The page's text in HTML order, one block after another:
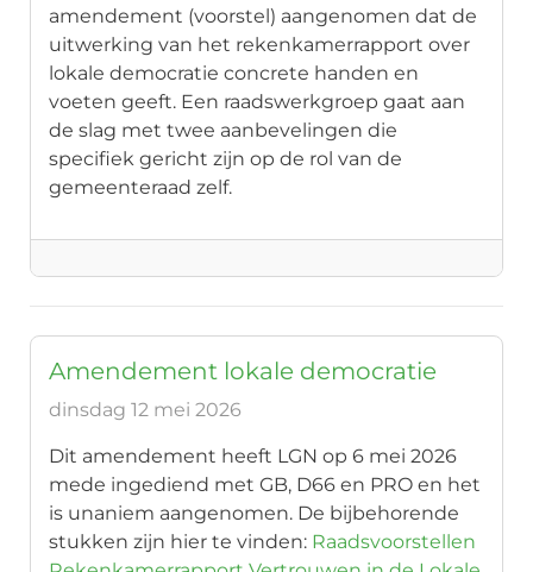
amendement (voorstel) aangenomen dat de
uitwerking van het rekenkamerrapport over
lokale democratie concrete handen en
voeten geeft. Een raadswerkgroep gaat aan
de slag met twee aanbevelingen die
specifiek gericht zijn op de rol van de
gemeenteraad zelf.
Amendement lokale democratie
dinsdag 12 mei 2026
Dit amendement heeft LGN op 6 mei 2026
mede ingediend met GB, D66 en PRO en het
is unaniem aangenomen. De bijbehorende
stukken zijn hier te vinden: Raadsvoorstellen